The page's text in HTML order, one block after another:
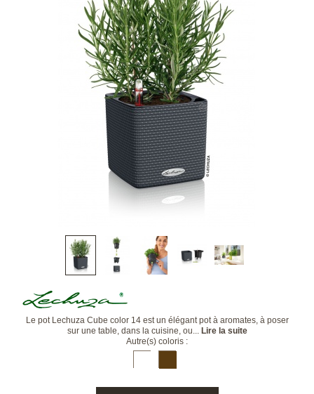
Le pot Lechuza Cube color 14 est un élégant pot à aromates, à poser
sur une table, dans la cuisine, ou... Lire la suite
Autre(s) coloris :